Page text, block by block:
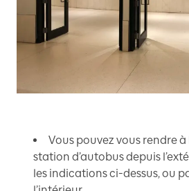
Vous pouvez vous rendre
station d’autobus depuis
les indications ci-dessus, ou